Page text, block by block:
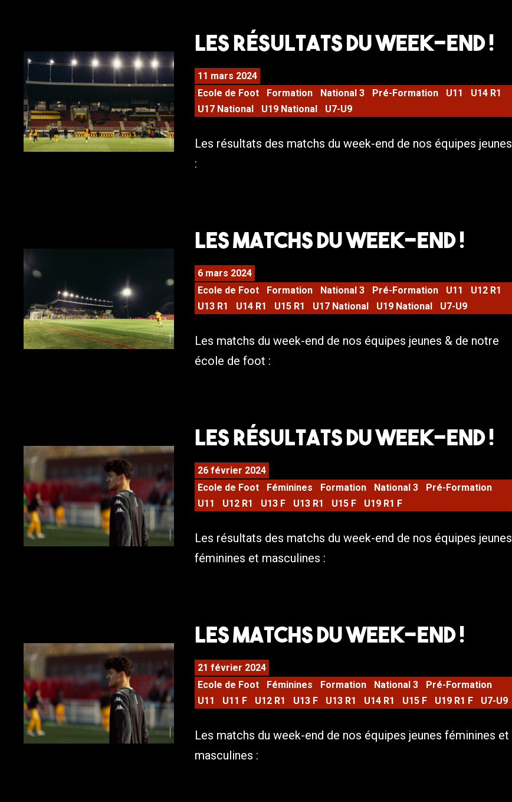
Les résultats du week-end !
11 mars 2024
Ecole de Foot
Formation National 3 Pré-Formation U11
U14 R1
U17 National
U19 National U7-U9
Les résultats des matchs du week-end de nos équipes jeunes
:
Les Matchs du week-end !
6 mars 2024
Ecole de Foot
Formation National 3 Pré-Formation U11
U12 R1
U13 R1
U14 R1 U15 R1 U17 National U19 National U7-U9
Les matchs du week-end de nos équipes jeunes & de notre
école de foot :
Les résultats du week-end !
26 février 2024
Ecole de Foot
Féminines Formation National 3
Pré-Formation
U11
U12 R1 U13 F U13 R1 U15 F U19 R1 F
Les résultats des matchs du week-end de nos équipes jeunes
féminines et masculines :
Les matchs du week-end !
21 février 2024
Ecole de Foot
Féminines Formation National 3
Pré-Formation
U11
U11 F U12 R1 U13 F U13 R1 U14 R1 U15 F U19 R1 F U7-U9
Les matchs du week-end de nos équipes jeunes féminines et
masculines :